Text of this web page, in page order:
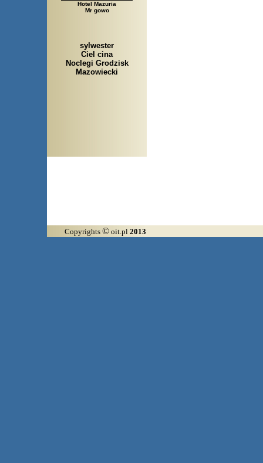
Hotel Mazuria
Mr gowo
sylwester
Ciel cina
Noclegi Grodzisk
Mazowiecki
Copyrights © oit.pl 2013